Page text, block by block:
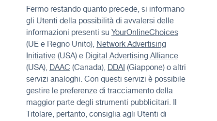
Fermo restando quanto precede, si informano
gli Utenti della possibilità di avvalersi delle
informazioni presenti suYourOnlineChoices
(UE e Regno Unito),Network Advertising
Initiative(USA) eDigital Advertising Alliance
(USA),DAAC(Canada),DDAI(Giappone) o altri
servizi analoghi. Con questi servizi è possibile
gestire le preferenze di tracciamento della
maggior parte degli strumenti pubblicitari. Il
Titolare, pertanto, consiglia agli Utenti di